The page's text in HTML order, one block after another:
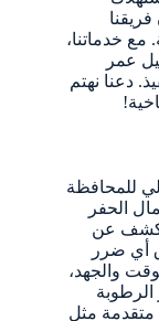
خدماتنا،
عمر
دعنا نهتم
للمحافظة
الحفر
الكشف عن
أي ضرر
والجهد،
متقدمة مثل